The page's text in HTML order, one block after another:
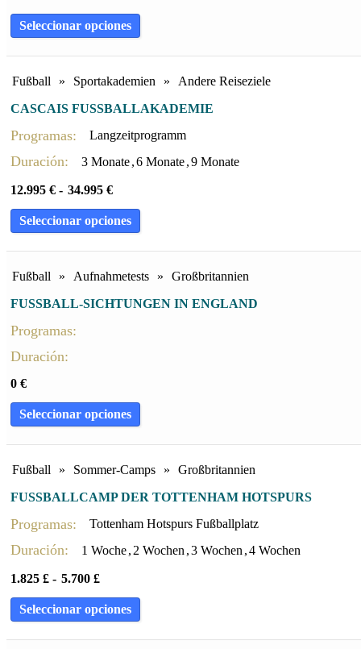
Seleccionar opciones
Fußball » Sportakademien »
Andere Reiseziele
CASCAIS FUSSBALLAKADEMIE
Programas: Langzeitprogramm
Duración: 3 Monate ,6 Monate ,9 Monate
12.995 € - 34.995 €
Seleccionar opciones
Fußball » Aufnahmetests »
Großbritannien
FUSSBALL-SICHTUNGEN IN ENGLAND
Programas:
Duración:
0 €
Seleccionar opciones
Fußball » Sommer-Camps »
Großbritannien
FUSSBALLCAMP DER TOTTENHAM HOTSPURS
Programas: Tottenham Hotspurs Fußballplatz
Duración: 1 Woche , 2 Wochen ,3 Wochen ,4 Wochen
1.825 £ - 5.700 £
Seleccionar opciones